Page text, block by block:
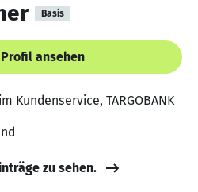
Basis
Profil ansehen
Kundenservice, TARGOBANK
zu sehen.